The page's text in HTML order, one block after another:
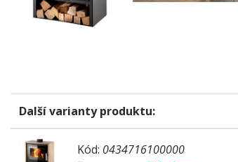
Další varianty produktu:
Kód: 0434716100000